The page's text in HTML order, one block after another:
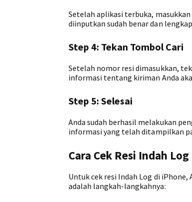
Setelah aplikasi terbuka,
diinputkan sudah benar dan
Step 4: Tekan Tombol Cari
Setelah nomor resi dimasukkan,
informasi tentang kiriman Anda
Step 5: Selesai
Anda sudah berhasil melakukan
informasi yang telah ditampilkan
Cara Cek Resi Indah
Untuk cek resi Indah Log di
adalah langkah-langkahnya: